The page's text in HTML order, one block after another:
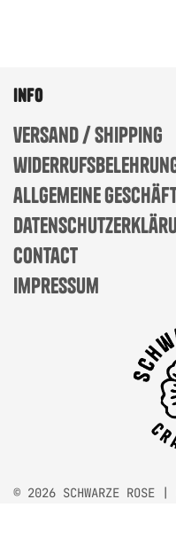
info
versand / shipping
allgemeine
contact
impressum
© 2026 SCHWARZE